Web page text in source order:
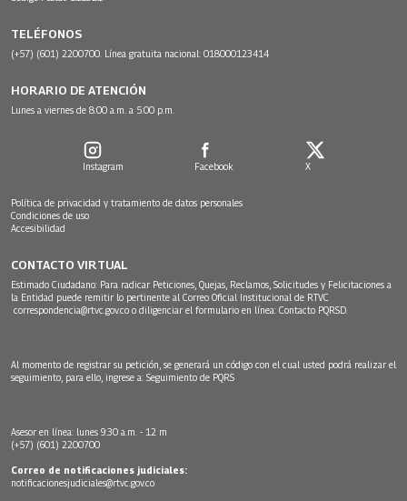
TELÉFONOS
(+57) (601) 2200700. Línea gratuita nacional: 018000123414
HORARIO DE ATENCIÓN
Lunes a viernes de 8:00 a.m. a 5:00 p.m.
Instagram Facebook X
Política de privacidad y tratamiento de datos personales
Condiciones de uso
Accesibilidad
CONTACTO VIRTUAL
Estimado Ciudadano: Para radicar Peticiones, Quejas, Reclamos, Solicitudes y Felicitaciones a
la Entidad puede remitir lo pertinente al Correo Oficial Institucional de RTVC
correspondencia@rtvc.gov.co o diligenciar el formulario en línea: Contacto PQRSD.
Al momento de registrar su petición, se generará un código con el cual usted podrá realizar el
seguimiento, para ello, ingrese a: Seguimiento de PQRS
Asesor en línea: lunes 9:30 a.m. - 12 m
(+57) (601) 2200700
Correo de notificaciones judiciales:
notificacionesjudiciales@rtvc.gov.co